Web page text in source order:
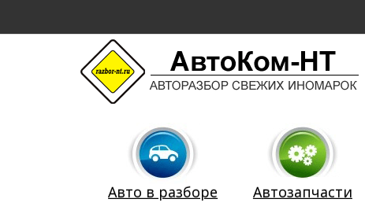
Авто в разборе Автозапчасти